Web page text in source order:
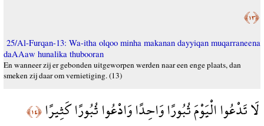
﴿١٣﴾
25/Al-Furqan-13: Wa-itha olqoo minha makanan dayyiqan muqarraneena
daAAaw hunalika thubooran
En wanneer zij er gebonden uitgeworpen werden naar een enge plaats, dan
smeken zij daar om vernietiging. (13)
لَا تَدْعُوا الْيَوْمَ ثُبُورًا وَاحِدًا وَادْعُوا ثُبُورًا كَثِيرًا﴿١٤﴾